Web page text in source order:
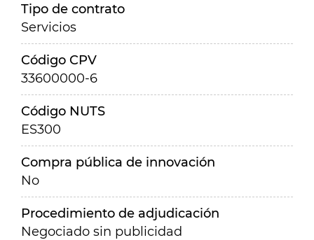
Tipo de contrato
Servicios
Código CPV
33600000-6
Código NUTS
ES300
Compra pública de innovación
No
Procedimiento de adjudicación
Negociado sin publicidad